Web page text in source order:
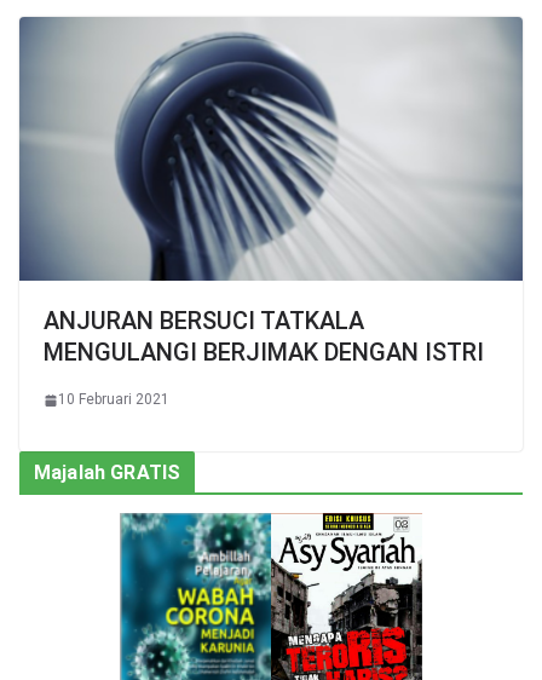
ANJURAN BERSUCI TATKALA
MENGULANGI BERJIMAK DENGAN ISTRI
10 Februari 2021
Majalah GRATIS